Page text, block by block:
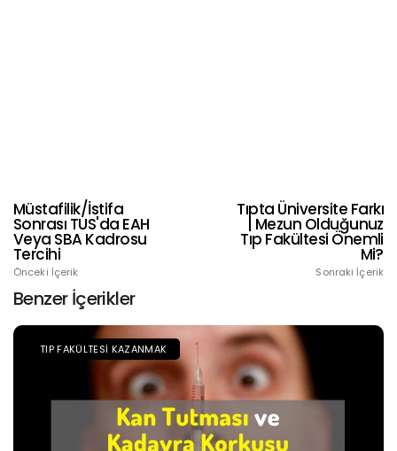
Müstafilik/İstifa
Sonrası TUS'da EAH
Veya SBA Kadrosu
Tercihi
Önceki İçerik
Tıpta Üniversite Farkı
| Mezun Olduğunuz
Tıp Fakültesi Önemli
Mi?
Sonraki İçerik
Benzer İçerikler
TIP FAKÜLTESI KAZANMAK